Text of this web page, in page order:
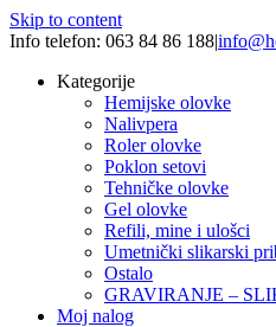
Skip to content
Info telefon: 063 84 86 188|
Kategorije
Hemijske olovke
Nalivpera
Roler olovke
Poklon setovi
Tehničke olovke
Gel olovke
Refili, mine i ulošci
Umetnički slikarski
Ostalo
GRAVIRANJE –
Moj nalog